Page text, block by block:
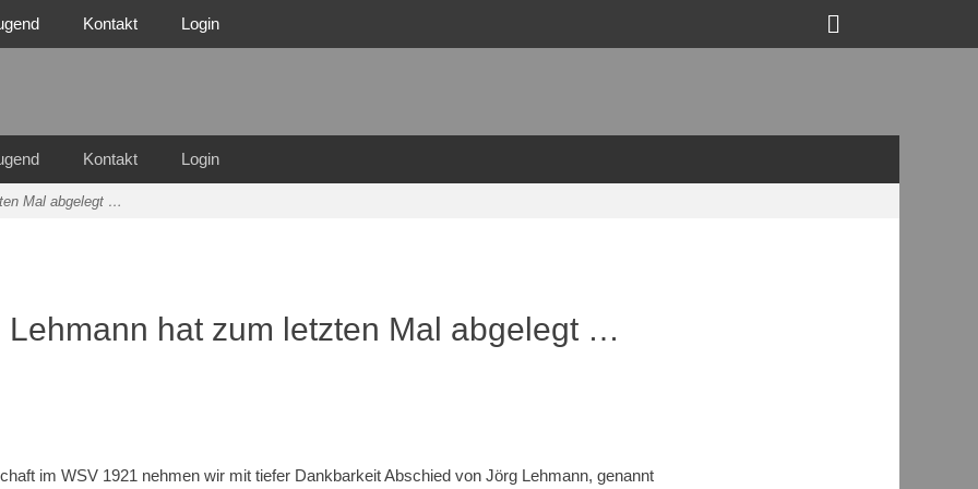
Kontakt Login
Kontakt Login
Mal abgelegt …
Lehmann hat zum letzten Mal abgelegt …
im WSV 1921 nehmen wir mit tiefer Dankbarkeit Abschied von Jörg Lehmann, genannt